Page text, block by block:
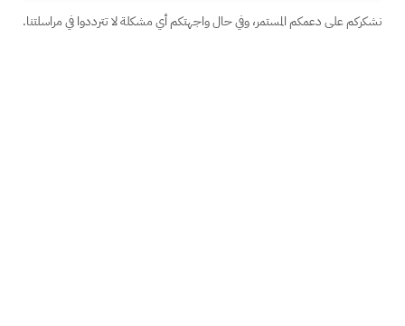
نشكركم على دعمكم المستمر، وفي حال واجهتكم أي مشكلة لا تترددوا في مراسلتنا.